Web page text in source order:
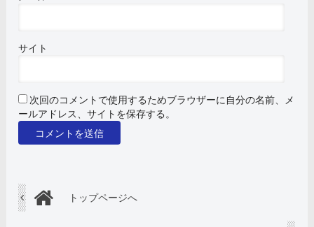
サイト
次回のコメントで使用するためブラウザーに自分の名前、メ
ールアドレス、サイトを保存する。
トップページへ